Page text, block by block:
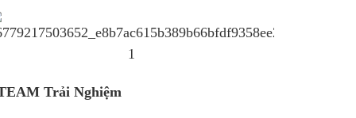
Trải Nghiệm